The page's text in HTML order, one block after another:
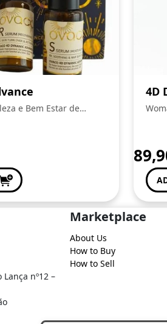
e Bem Estar de
4D
nº12 –
Marketplace
About Us
How to Buy
How to Sell